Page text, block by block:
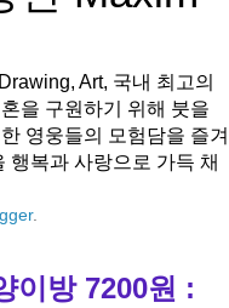
Art, 국내 최고의
을 구원하기 위해 붓을
영웅들의 모험담을 즐겨
행복과 사랑으로 가득 채
.
이방 7200원 :